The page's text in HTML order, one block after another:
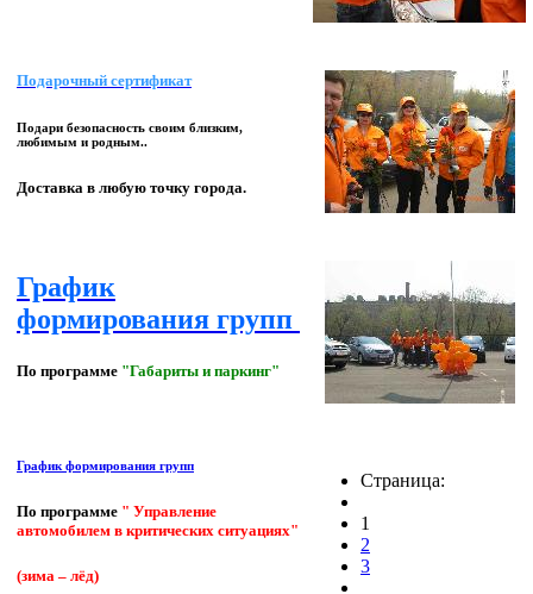
Подарочный сертификат
Подари безопасность своим близким,
любимым и родным..
Доставка в любую точку города.
График
формирования групп
По программе "Габариты и паркинг"
График формирования групп
По программе " Управление
автомобилем в критических ситуациях"
(зима – лёд)
Страница:
1
2
3